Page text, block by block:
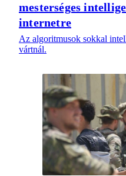
mesterséges
internetre
Az algoritmusok sokkal
vártnál.